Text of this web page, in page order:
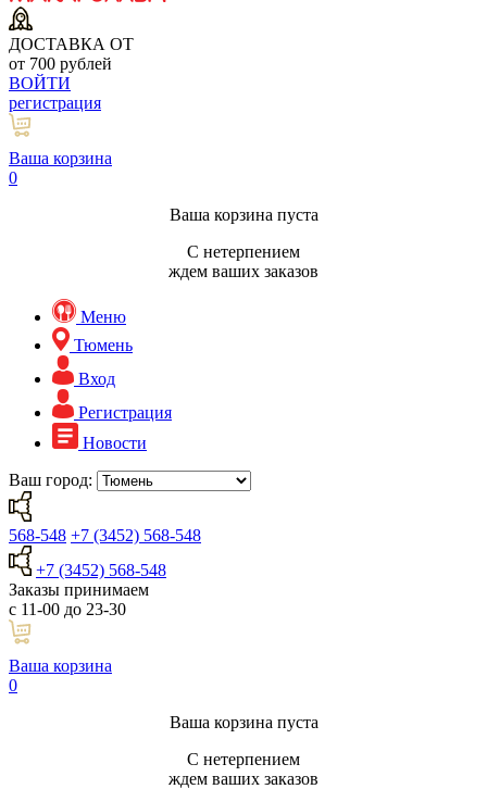
ДОСТАВКА ОТ
от 700 рублей
ВОЙТИ
регистрация
Ваша корзина
0
Ваша корзина пуста
С нетерпением
ждем ваших заказов
Меню
Тюмень
Вход
Регистрация
Новости
Ваш город:
568-548 +7 (3452) 568-548
+7 (3452) 568-548
Заказы принимаем
с 11-00 до 23-30
Ваша корзина
0
Ваша корзина пуста
С нетерпением
ждем ваших заказов